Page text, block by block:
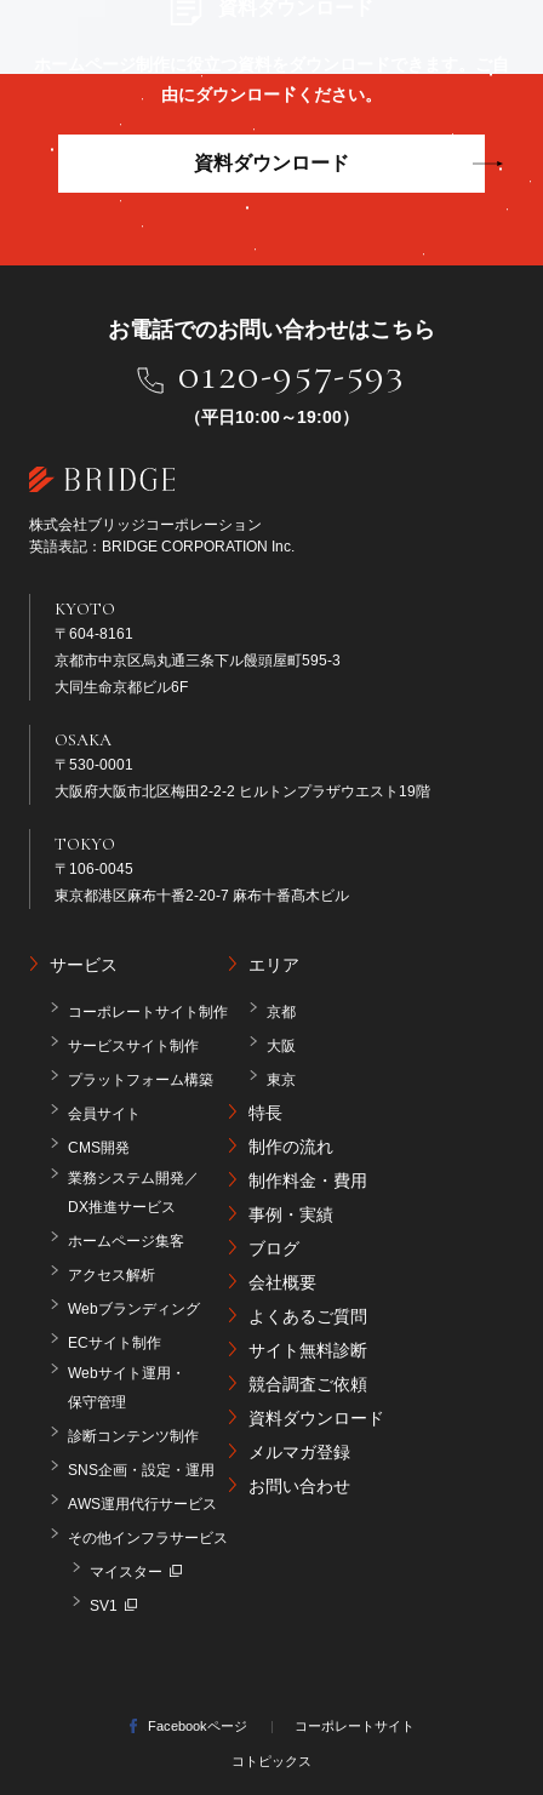
由にダウンロードください。
資料ダウンロード
お電話でのお問い合わせはこちら
0120-957-593
（平日10:00～19:00）
株式会社ブリッジコーポレーション
英語表記：BRIDGE CORPORATION Inc.
KYOTO
〒604-8161
京都市中京区烏丸通三条下ル饅頭屋町595-3
大同生命京都ビル6F
OSAKA
〒530-0001
大阪府大阪市北区梅田2-2-2 ヒルトンプラザウエスト19階
TOKYO
〒106-0045
東京都港区麻布十番2-20-7 麻布十番髙木ビル
サービス
コーポレートサイト制作
サービスサイト制作
プラットフォーム構築
会員サイト
CMS開発
業務システム開発／
DX推進サービス
ホームページ集客
アクセス解析
Webブランディング
ECサイト制作
Webサイト運用・
保守管理
診断コンテンツ制作
SNS企画・設定・運用
AWS運用代行サービス
その他インフラサービス
マイスター
SV1
エリア
京都
大阪
東京
特長
制作の流れ
制作料金・費用
事例・実績
ブログ
会社概要
よくあるご質問
サイト無料診断
競合調査ご依頼
資料ダウンロード
メルマガ登録
お問い合わせ
Facebookページ コーポレートサイト
コトピックス